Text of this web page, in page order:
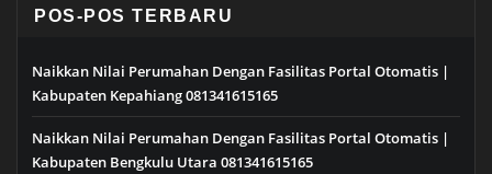
POS-POS TERBARU
Naikkan Nilai Perumahan Dengan Fasilitas Portal Otomatis |
Kabupaten Kepahiang 081341615165
Naikkan Nilai Perumahan Dengan Fasilitas Portal Otomatis |
Kabupaten Bengkulu Utara 081341615165